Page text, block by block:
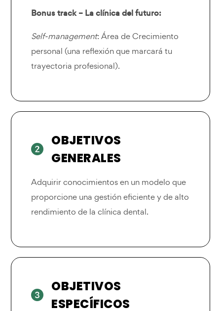
Bonus track – La clínica del futuro:
Self-management: Área de Crecimiento
personal (una reflexión que marcará tu
trayectoria profesional).
OBJETIVOS
GENERALES
Adquirir conocimientos en un modelo que
proporcione una gestión eficiente y de alto
rendimiento de la clínica dental.
OBJETIVOS
ESPECÍFICOS